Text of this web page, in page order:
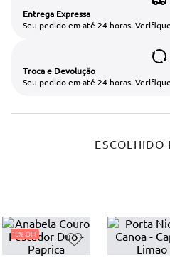
Entrega Expressa
Seu pedido em até 24 horas.
Troca e Devolução
Seu pedido em até 24 horas.
ESCOLHIDO
15%